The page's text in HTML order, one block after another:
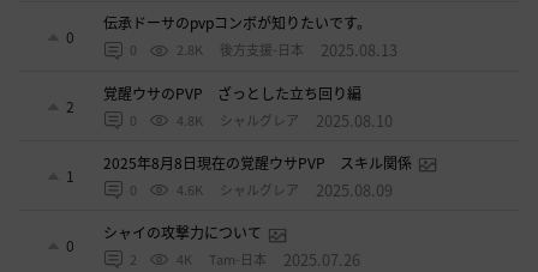
0
伝承ドーサのpvpコンボが知りたいです。
0 2.8K 後方支援-日本 2025.08.13
2
覚醒ウサのPVP ざっとした立ち回り編
0 4.8K シャルグレア 2025.08.10
1
2025年8月8日現在の覚醒ウサPVP スキル関係
0 4.6K シャルグレア 2025.08.09
0
シャイの攻撃力について
2 4K Tam-日本 2025.07.26